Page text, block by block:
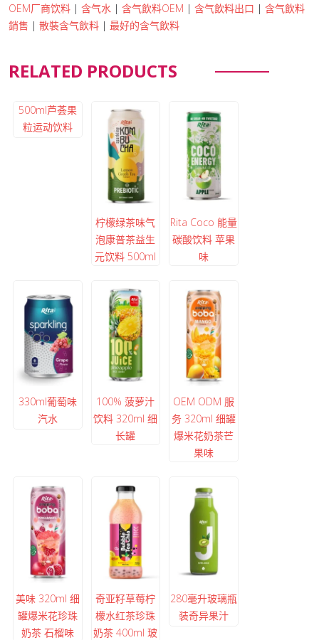
OEM厂商饮料 | 含气水 | 含气飲料OEM | 含气飲料出口 | 含气飲料
銷售 | 散裝含气飲料 | 最好的含气飲料
RELATED PRODUCTS
500ml芦荟果
粒运动饮料
柠檬绿茶味气
泡康普茶益生
元饮料 500ml
Rita Coco 能量
碳酸饮料 苹果
味
330ml葡萄味
汽水
100% 菠萝汁
饮料 320ml 细
长罐
OEM ODM 服
务 320ml 细罐
爆米花奶茶芒
果味
美味 320ml 细
罐爆米花珍珠
奶茶 石榴味
奇亚籽草莓柠
檬水红茶珍珠
奶茶 400ml 玻
280毫升玻璃瓶
装奇异果汁